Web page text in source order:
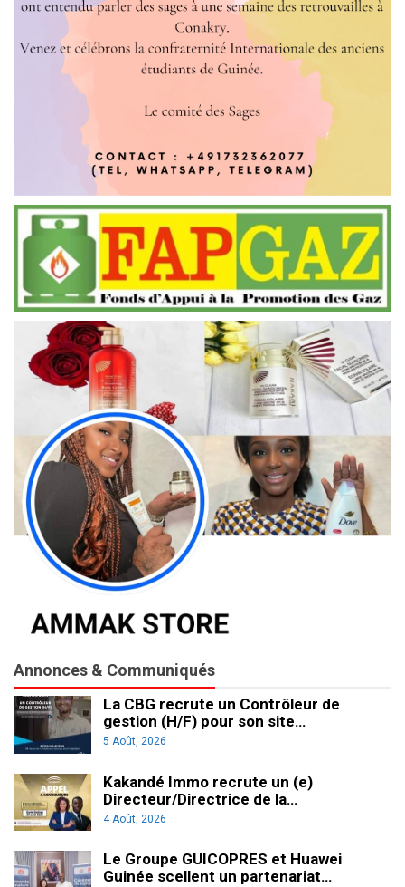
Annonces & Communiqués
La CBG recrute un Contrôleur de
gestion (H/F) pour son site…
5 Août, 2026
Kakandé Immo recrute un (e)
Directeur/Directrice de la…
4 Août, 2026
Le Groupe GUICOPRES et Huawei
Guinée scellent un partenariat…